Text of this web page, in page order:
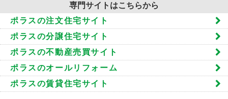
専門サイトはこちらから
ポラスの注文住宅サイト
ポラスの分譲住宅サイト
ポラスの不動産売買サイト
ポラスのオールリフォーム
ポラスの賃貸住宅サイト